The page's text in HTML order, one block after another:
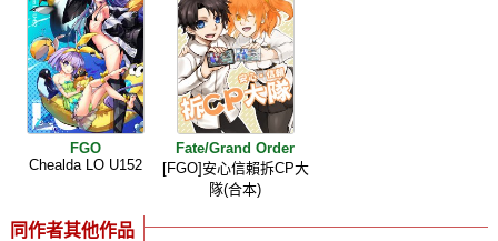
FGO
Chealda LO U152
Fate/Grand Order
[FGO]安心信賴拆CP大
隊(合本)
同作者其他作品